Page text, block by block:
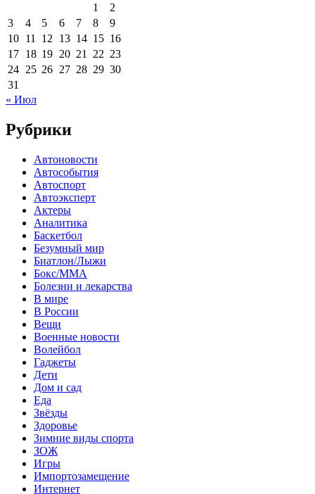
1
2
3
4 5 6 7 8
9
10 11 12 13 14 15 16
17 18 19 20 21 22 23
24 25 26 27 28 29 30
31
« Июл
Рубрики
Автоновости
Автособытия
Автоспорт
Автоэксперт
Актеры
Аналитика
Баскетбол
Безумный мир
Биатлон/Лыжи
Бокс/MMA
Болезни и лекарства
В мире
В России
Вещи
Военные новости
Волейбол
Гаджеты
Дети
Дом и сад
Еда
Звёзды
Здоровье
Зимние виды спорта
ЗОЖ
Игры
Импортозамещение
Интернет